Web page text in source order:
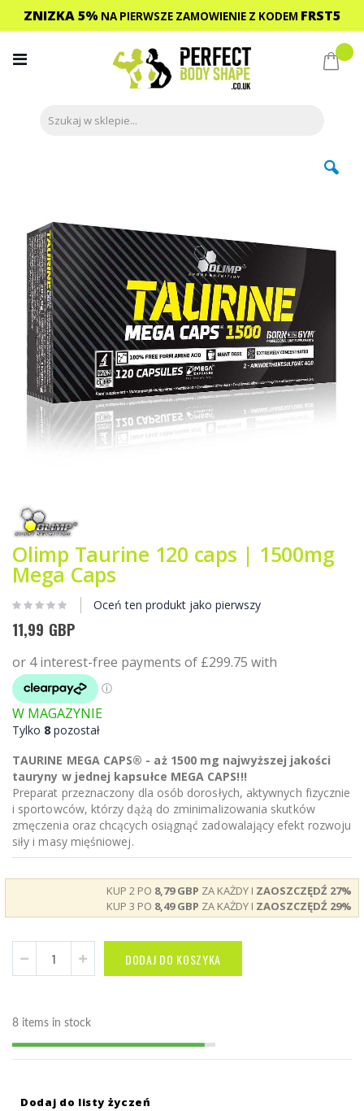
ZNIZKA 5% NA PIERWSZE ZAMOWIENIE Z KODEM FRST5
do
treści
Mój
na
początek
galerii
Olimp Taurine 120 caps | 1500mg
Mega Caps
Oceń ten produkt jako pierwszy
11,99 GBP
W MAGAZYNIE
Tylko 8 pozostał
TAURINE MEGA CAPS® - aż 1500 mg najwyższej jakości
tauryny w jednej kapsułce MEGA CAPS!!!
Preparat przeznaczony dla osób dorosłych, aktywnych fizycznie
i sportowców, którzy dążą do zminimalizowania skutków
zmęczenia oraz chcących osiągnąć zadowalający efekt rozwoju
siły i masy mięśniowej.
KUP 2 PO 8,79 GBP ZA KAŻDY I ZAOSZCZĘDŹ 27%
KUP 3 PO 8,49 GBP ZA KAŻDY I ZAOSZCZĘDŹ 29%
DODAJ DO KOSZYKA
8 items in stock
Dodaj do listy życzeń